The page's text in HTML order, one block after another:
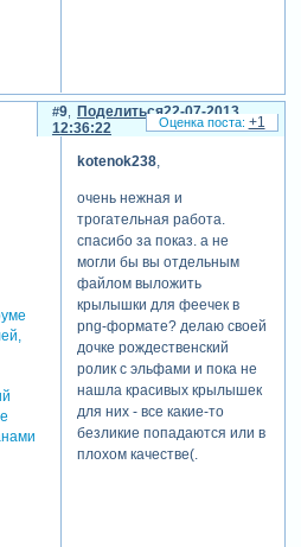
Поделиться
9
22-07-2013
12:36:22
kotenok238,
очень нежная и
трогательная работа.
спасибо за показ. а не
могли бы вы отдельным
файлом выложить
крылышки для феечек в
png-формате? делаю своей
дочке рождественский
ролик с эльфами и пока не
нашла красивых крылышек
для них - все какие-то
безликие попадаются или в
плохом качестве(.
+1